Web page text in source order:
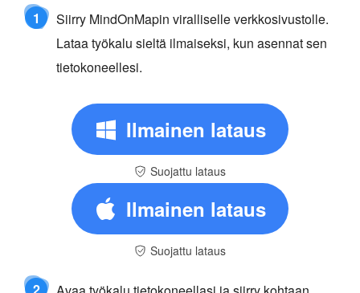
1
Siirry MindOnMapin viralliselle verkkosivustolle.
Lataa työkalu sieltä ilmaiseksi, kun asennat sen
tietokoneellesi.
Ilmainen lataus
Suojattu lataus
Ilmainen lataus
Suojattu lataus